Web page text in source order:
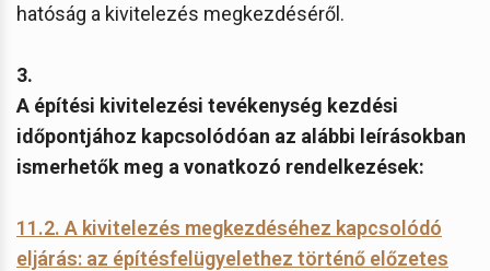
hatóság a kivitelezés megkezdéséről.
3.
A építési kivitelezési tevékenység kezdési
időpontjához kapcsolódóan az alábbi leírásokban
ismerhetők meg a vonatkozó rendelkezések:
11.2. A kivitelezés megkezdéséhez kapcsolódó
eljárás: az építésfelügyelethez történő előzetes